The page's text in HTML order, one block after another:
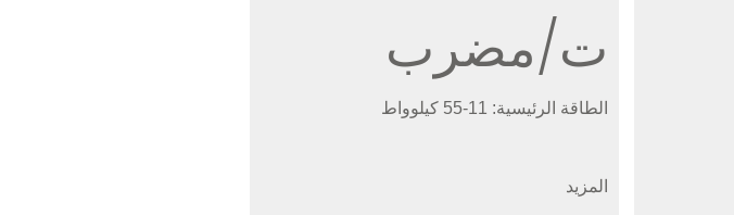
ت/مضرب
الطاقة الرئيسية: 11-55 كيلوواط
المزيد